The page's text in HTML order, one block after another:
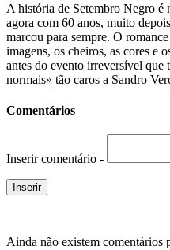
A história de Setembro Negro é
agora com 60 anos, muito
marcou para sempre. O
imagens, os cheiros, as cores e
antes do evento irreversível
normais» tão caros a Sandro
Comentários
Inserir comentário -
Ainda não existem comentários